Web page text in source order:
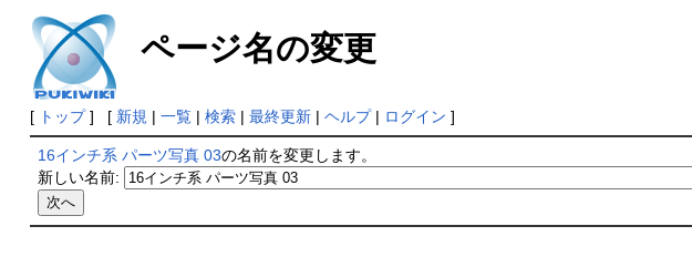
ページ名の変更
[ トップ] [ 新規 | 一覧| 検索| 最終更新| ヘルプ| ログイン ]
16インチ系 パーツ写真 03の名前を変更します。
新しい名前: